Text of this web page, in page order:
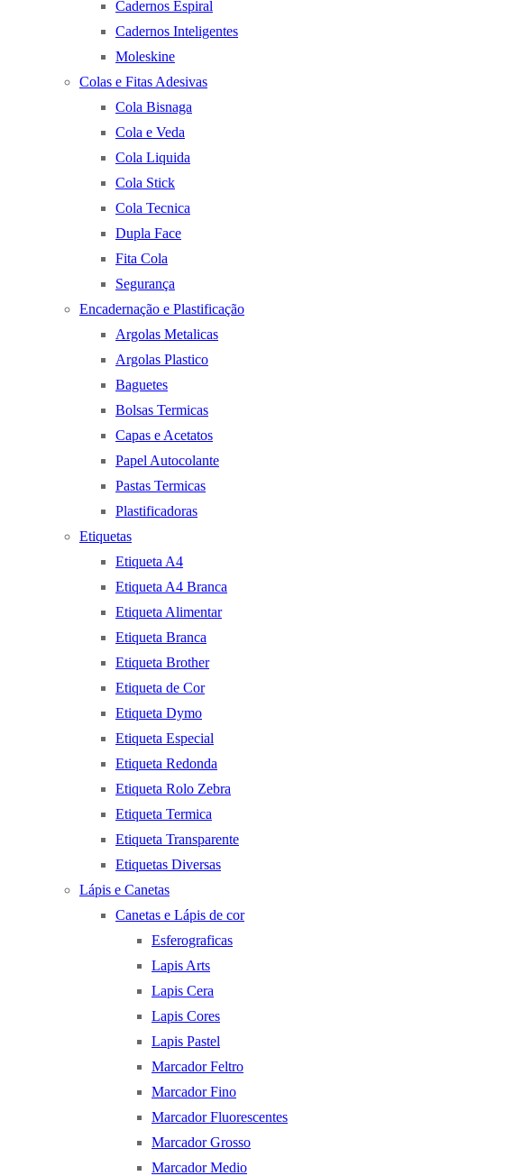
Cadernos Espiral
Cadernos Inteligentes
Moleskine
Colas e Fitas Adesivas
Cola Bisnaga
Cola e Veda
Cola Liquida
Cola Stick
Cola Tecnica
Dupla Face
Fita Cola
Segurança
Encadernação e Plastificação
Argolas Metalicas
Argolas Plastico
Baguetes
Bolsas Termicas
Capas e Acetatos
Papel Autocolante
Pastas Termicas
Plastificadoras
Etiquetas
Etiqueta A4
Etiqueta A4 Branca
Etiqueta Alimentar
Etiqueta Branca
Etiqueta Brother
Etiqueta de Cor
Etiqueta Dymo
Etiqueta Especial
Etiqueta Redonda
Etiqueta Rolo Zebra
Etiqueta Termica
Etiqueta Transparente
Etiquetas Diversas
Lápis e Canetas
Canetas e Lápis de cor
Esferograficas
Lapis Arts
Lapis Cera
Lapis Cores
Lapis Pastel
Marcador Feltro
Marcador Fino
Marcador Fluorescentes
Marcador Grosso
Marcador Medio